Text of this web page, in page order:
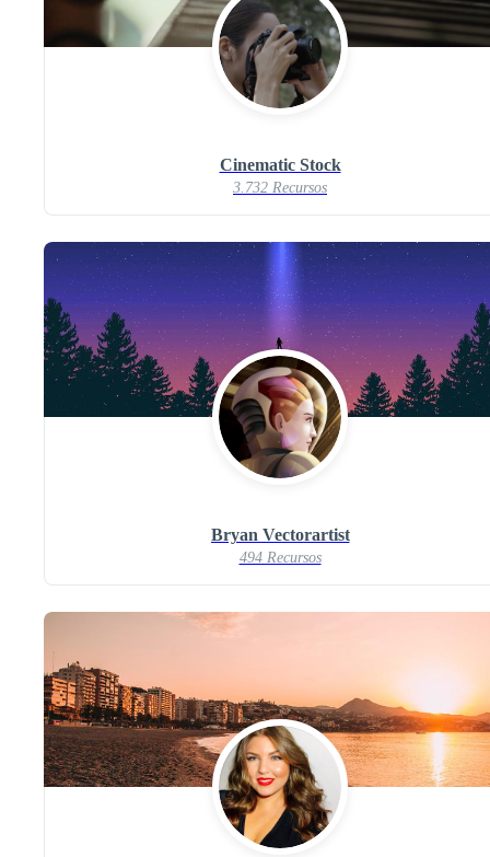
Cinematic Stock
3.732 Recursos
Bryan Vectorartist
494 Recursos